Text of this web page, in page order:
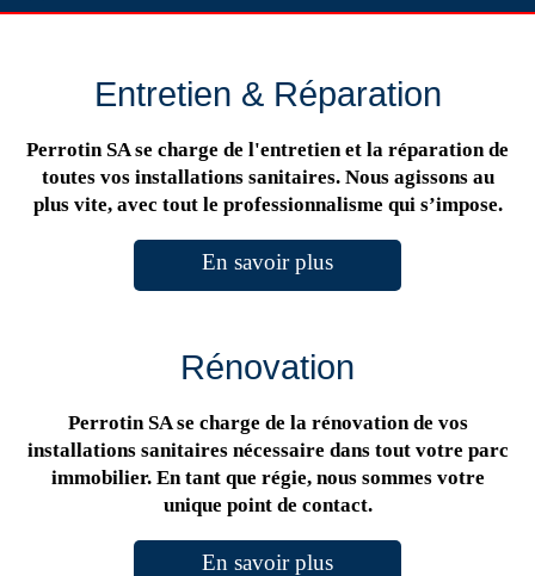
Entretien & Réparation
Perrotin SA se charge de l'entretien et la réparation de
toutes vos installations sanitaires. Nous agissons au
plus vite, avec tout le professionnalisme qui s’impose.
En savoir plus
Rénovation
Perrotin SA se charge de la rénovation de vos
installations sanitaires nécessaire dans tout votre parc
immobilier. En tant que régie, nous sommes votre
unique point de contact.
En savoir plus